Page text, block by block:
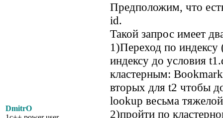
DmitrO
Предположим, что
id.
Такой запрос имеет
1)Переход по
индексу до условия
кластерным:
вторых для t2 чтобы
lookup весьма
2)пройти по